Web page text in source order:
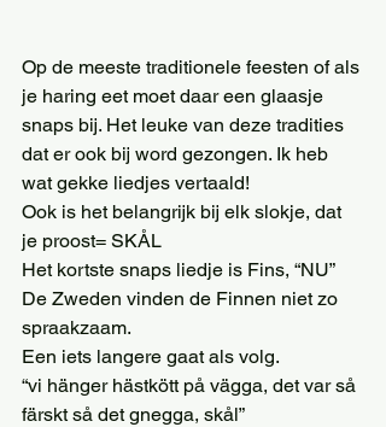
Op de meeste traditionele feesten of als
je haring eet moet daar een glaasje
snaps bij. Het leuke van deze tradities
dat er ook bij word gezongen. Ik heb
wat gekke liedjes vertaald!
Ook is het belangrijk bij elk slokje, dat
je proost= SKÅL
Het kortste snaps liedje is Fins, “NU”
De Zweden vinden de Finnen niet zo
spraakzaam.
Een iets langere gaat als volg.
“vi hänger hästkött på vägga, det var så
färskt så det gnegga, skål”